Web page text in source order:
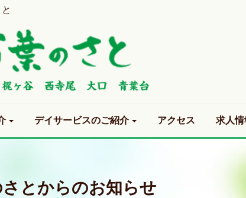
デイサービスのご紹介 アクセス 求人情
とからのお知らせ